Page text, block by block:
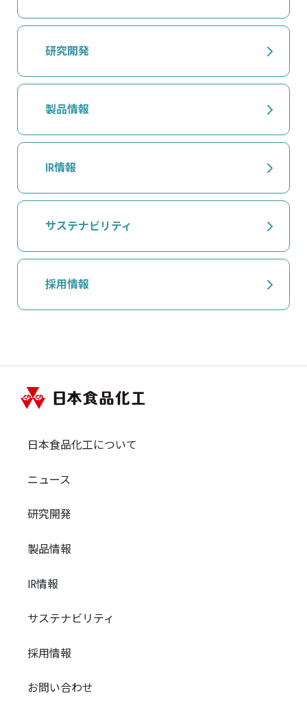
研究開発
製品情報
IR情報
サステナビリティ
採用情報
日本食品化工について
ニュース
研究開発
製品情報
IR情報
サステナビリティ
採用情報
お問い合わせ